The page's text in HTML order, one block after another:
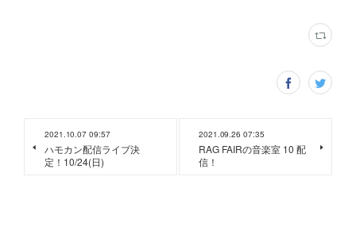
2021.10.07 09:57
ハモカン配信ライブ決
定！10/24(日)
2021.09.26 07:35
RAG FAIRの音楽室 10 配
信！